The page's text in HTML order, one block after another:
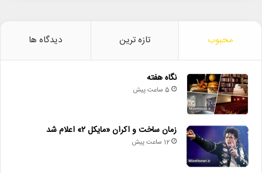
محبوب تازه ترین دیدگاه ها
نگاه هفته
5 ساعت پیش
زمان ساخت و اکران «مایکل ۲» اعلام شد
12 ساعت پیش